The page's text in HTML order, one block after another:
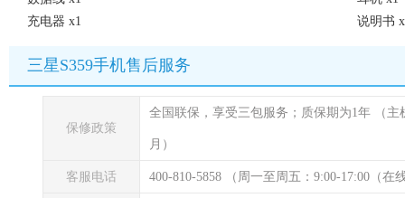
充电器 x1
说明书
三星S359手机售后服务
保修政策
全国联保，享受三包服务；质保期为1年 （
月）
客服电话 400-810-5858 （周一至周五：9:00-17:00（在